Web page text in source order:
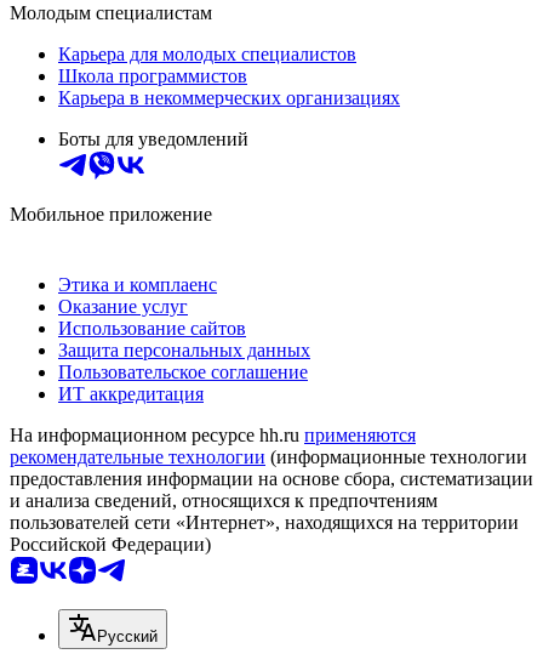
Молодым специалистам
Карьера для молодых специалистов
Школа программистов
Карьера в некоммерческих организациях
Боты для уведомлений
Мобильное приложение
Этика и комплаенс
Оказание услуг
Использование сайтов
Защита персональных данных
Пользовательское соглашение
ИТ аккредитация
На информационном ресурсе hh.ru применяются
рекомендательные технологии (информационные технологии
предоставления информации на основе сбора, систематизации
и анализа сведений, относящихся к предпочтениям
пользователей сети «Интернет», находящихся на территории
Российской Федерации)
Русский